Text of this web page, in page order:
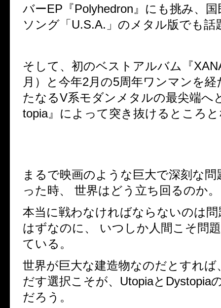
バーEP『Polyhedron』にも挑み、
ソング「U.S.A.」のメタル版でも話
そして、初のベストアルバム『
月）と今年2月の5周年ワンマンを
たなるV系モダンメタルの最尖端へ
topia』によって突き抜けるところ
まるで映画のような巨大で深刻な
った時、 世界はどう立ち回るのか。
本当に戦わなければならないのは
はずなのに、 いつしか人間こそ問
ている。
世界が巨大な建造物なのだとすれば
だす選択こそが、UtopiaとDystopia
だろう。